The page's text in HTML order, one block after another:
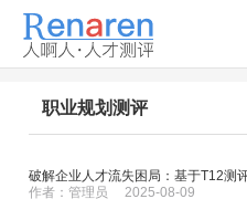
职业规划测评
破解企业人才流失困局：基于T12测
作者：管理员
2025-08-09